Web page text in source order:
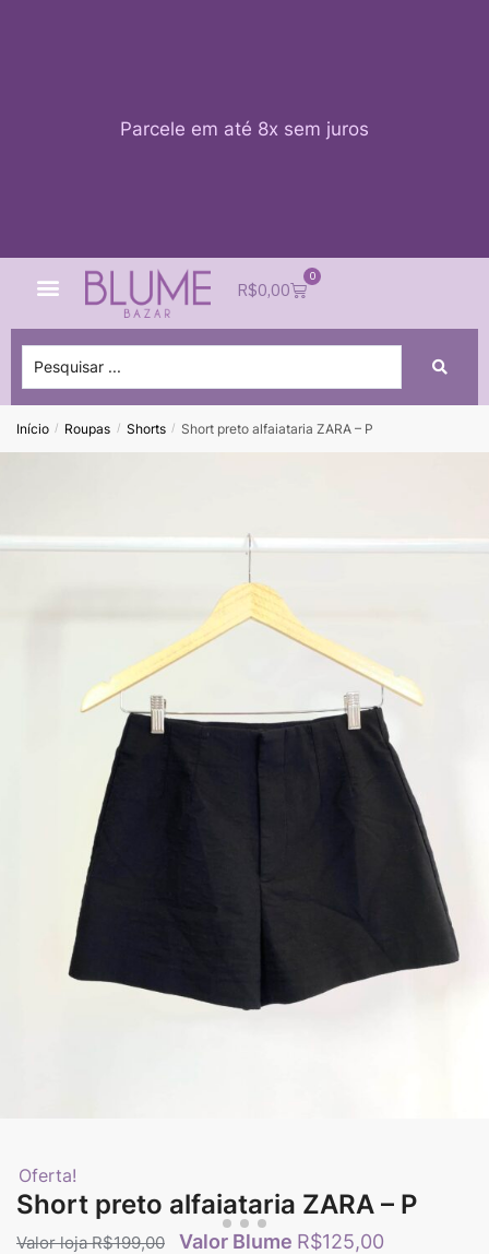
Parcele em até 8x sem juros
R$0,00
0
Início / Roupas / Shorts / Short preto alfaiataria ZARA – P
Oferta!
Short preto alfaiataria ZARA – P
R$199,00 R$125,00